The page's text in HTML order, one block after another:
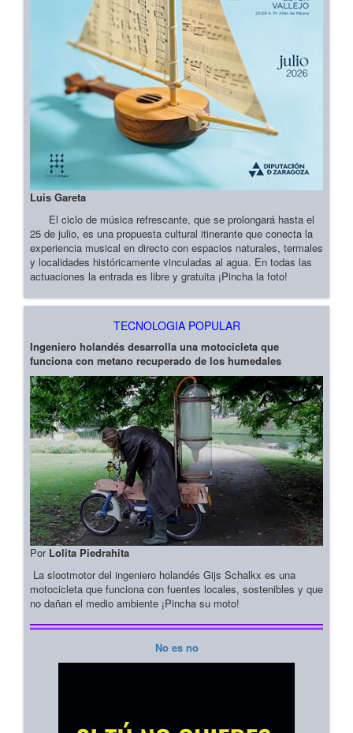
Luis Gareta
El ciclo de música refrescante, que se prolongará hasta el
25 de julio, es una propuesta cultural itinerante que conecta la
experiencia musical en directo con espacios naturales, termales
y localidades históricamente vinculadas al agua. En todas las
actuaciones la entrada es libre y gratuita ¡Pincha la foto!
TECNOLOGIA POPULAR
Ingeniero holandés desarrolla una motocicleta que
funciona con metano recuperado de los humedales
Por Lolita Piedrahita
La slootmotor del ingeniero holandés Gijs Schalkx es una
motocicleta que funciona con fuentes locales, sostenibles y que
no dañan el medio ambiente ¡Pincha su moto!
No es no